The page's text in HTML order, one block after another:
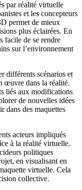
par réalité virtuelle
et les concepteurs
permet de mieux
plus éclairées. En
facile de se rendre
sur l’environnement
différents scénarios et
œuvre dans la réalité.
liés aux modifications
de nouvelles idées
dans des maquettes
acteurs impliqués
à la réalité virtuelle.
politiques
en visualisant en
virtuelle. Cela
collective.